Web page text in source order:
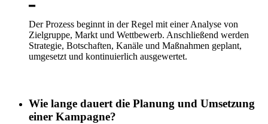
Der Prozess beginnt in der Regel mit einer Analyse von
Zielgruppe, Markt und Wettbewerb. Anschließend werden
Strategie, Botschaften, Kanäle und Maßnahmen geplant,
umgesetzt und kontinuierlich ausgewertet.
Wie lange dauert die Planung und Umsetzung
einer Kampagne?